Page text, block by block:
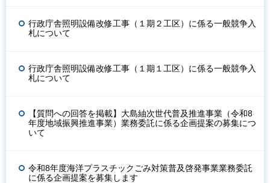
行政庁舎照明設備改修工事（１期２工区）に係る一般競争入
札について
行政庁舎照明設備改修工事（１期１工区）に係る一般競争入
札について
【質問への回答を掲載】大島紬次世代普及推進事業（令和8
年度地域振興推進事業）業務委託に係る企画提案の募集につ
いて
令和8年度海洋プラスチックごみ対策普及啓発事業業務委託
に係る企画提案を募集します